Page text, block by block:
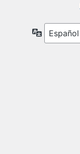
Idioma